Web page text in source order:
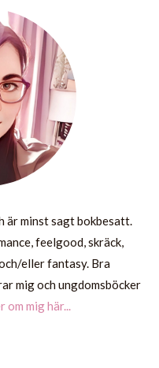
är minst sagt bokbesatt.
feelgood, skräck,
eller fantasy. Bra
mig och ungdomsböcker
om mig här...